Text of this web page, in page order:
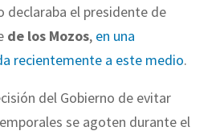
declaraba el presidente de
de los Mozos, en una
recientemente a este medio.
del Gobierno de evitar
se agoten durante el